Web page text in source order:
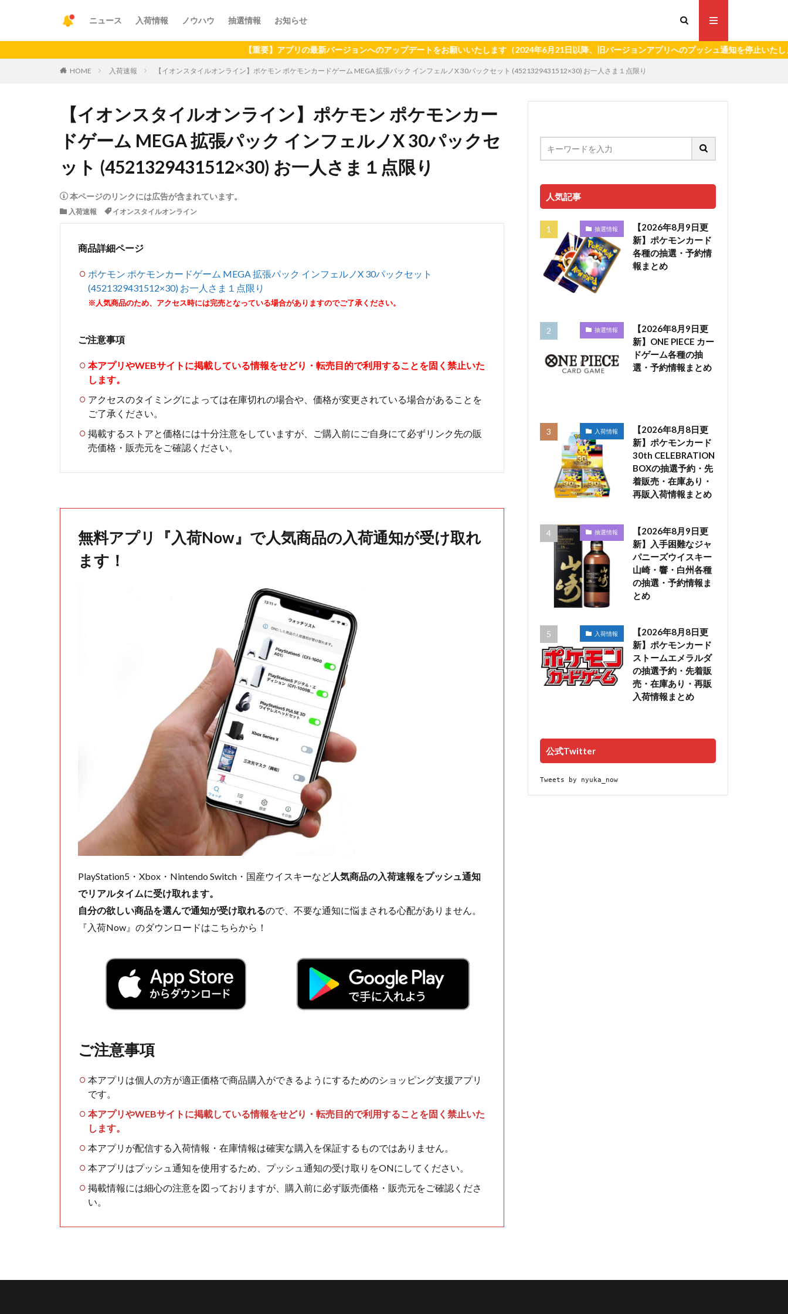
ニュース 入荷情報 ノウハウ 抽選情報 お知らせ
【重要】アプリの最新バージョンへのアップデートをお願いいたします（2024年6月21日以降、旧バージョンアプリへのプッシュ通知を停止いたします。）
HOME 入荷速報 【イオンスタイルオンライン】ポケモン ポケモンカードゲーム MEGA 拡張パック インフェルノX 30パックセット (4521329431512×30) お一人さま１点限り
【イオンスタイルオンライン】ポケモン ポケモンカー
ドゲーム MEGA 拡張パック インフェルノX 30パックセ
ット (4521329431512×30) お一人さま１点限り
本ページのリンクには広告が含まれています。
入荷速報 イオンスタイルオンライン
商品詳細ページ
ポケモン ポケモンカードゲーム MEGA 拡張パック インフェルノX 30パックセット
(4521329431512×30) お一人さま１点限り
※人気商品のため、アクセス時には完売となっている場合がありますのでご了承ください。
ご注意事項
本アプリやWEBサイトに掲載している情報をせどり・転売目的で利用することを固く禁止いた
します。
アクセスのタイミングによっては在庫切れの場合や、価格が変更されている場合があることを
ご了承ください。
掲載するストアと価格には十分注意をしていますが、ご購入前にご自身にて必ずリンク先の販
売価格・販売元をご確認ください。
無料アプリ『入荷Now』で人気商品の入荷通知が受け取れ
ます！
PlayStation5・Xbox・Nintendo Switch・国産ウイスキーなど人気商品の入荷速報をプッシュ通知
でリアルタイムに受け取れます。
自分の欲しい商品を選んで通知が受け取れるので、不要な通知に悩まされる心配がありません。
『入荷Now』のダウンロードはこちらから！
ご注意事項
本アプリは個人の方が適正価格で商品購入ができるようにするためのショッピング支援アプリ
です。
本アプリやWEBサイトに掲載している情報をせどり・転売目的で利用することを固く禁止いた
します。
本アプリが配信する入荷情報・在庫情報は確実な購入を保証するものではありません。
本アプリはプッシュ通知を使用するため、プッシュ通知の受け取りをONにしてください。
掲載情報には細心の注意を図っておりますが、購入前に必ず販売価格・販売元をご確認くださ
い。
人気記事
抽選情報
【2026年8月9日更
新】ポケモンカード
各種の抽選・予約情
報まとめ
抽選情報
【2026年8月9日更
新】ONE PIECE カー
ドゲーム各種の抽
選・予約情報まとめ
入荷情報
【2026年8月8日更
新】ポケモンカード
30th CELEBRATION
BOXの抽選予約・先
着販売・在庫あり・
再販入荷情報まとめ
抽選情報
【2026年8月9日更
新】入手困難なジャ
パニーズウイスキー
山崎・響・白州各種
の抽選・予約情報ま
とめ
入荷情報
【2026年8月8日更
新】ポケモンカード
ストームエメラルダ
の抽選予約・先着販
売・在庫あり・再販
入荷情報まとめ
公式Twitter
Tweets by nyuka_now